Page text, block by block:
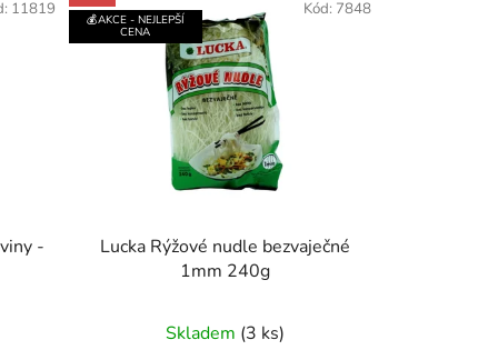
-
11819
💰AKCE - NEJLEPŠÍ
CENA
Lucka Rýžové nudle bezvaječné
1mm 240g
hodnocení
Skladem (3 ks)
Kód: 7848